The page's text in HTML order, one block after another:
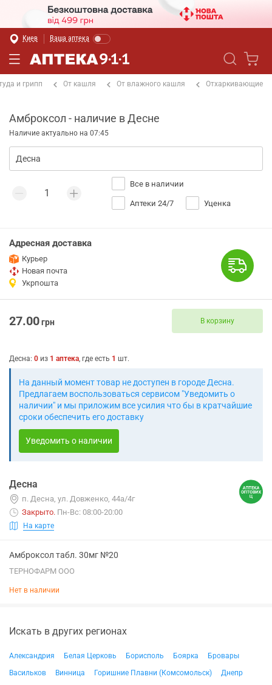
Киев Ваша аптека
и грипп От кашля От влажного кашля Отхаркивающие
Амброксол - наличие в Десне
Наличие актуально на 07:45
Все в наличии
Аптеки 24/7 Уценка
Адресная доставка
Курьер
Новая почта
Укрпошта
27.00грн В корзину
Десна: 0 из 1 аптека, где есть 1 шт.
На данный момент товар не доступен в городе Десна.
Предлагаем воспользоваться сервисом "Уведомить о
наличии" и мы приложим все усилия что бы в кратчайшие
сроки обеспечить его доставку
Уведомить о наличии
Десна
п. Десна, ул. Довженко, 44а/4г
Закрыто. Пн-Вс: 08:00-20:00
На карте
Амброксол табл. 30мг №20
ТЕРНОФАРМ ООО
Нет в наличии
Искать в других регионах
Александрия Белая Церковь Борисполь Боярка
Бровары
Васильков
Винница Горишние Плавни (Комсомольск)
Днепр